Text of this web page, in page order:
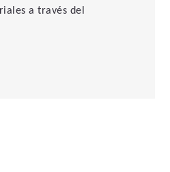
alta ley dentro del plan
de La Verde podría
más.
a través del